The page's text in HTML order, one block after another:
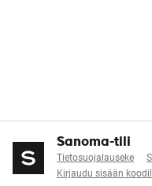
Sanoma-tili
Tietosuojalauseke
Kirjaudu sisään